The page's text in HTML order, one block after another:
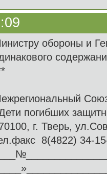
обороны и
погибших
г. Тверь,
8(4822) 34-